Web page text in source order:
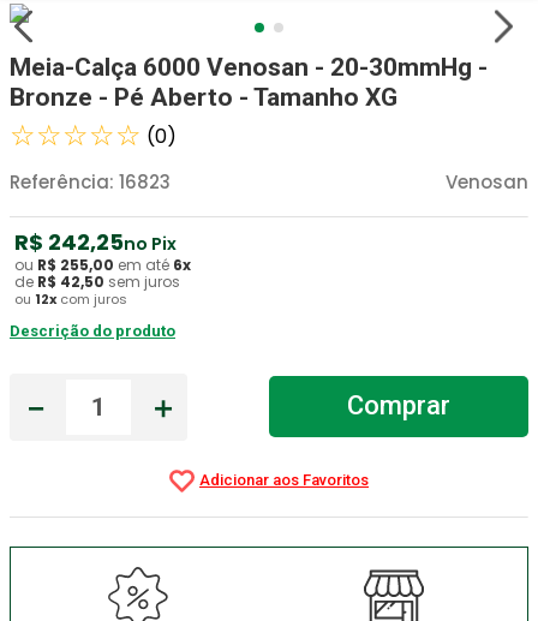
Meia-Calça 6000 Venosan - 20-30mmHg -
Bronze - Pé Aberto - Tamanho XG
☆☆☆☆☆ (0)
Venosan
Referência: 16823
R$ 242,25no Pix
ou R$ 255,00 em até 6x
de R$ 42,50 sem juros
ou 12x com juros
Descrição do produto
＋
－ Comprar
2º Fralda Geriatrica
3º Luva Latex
4 º Estetoscopio Littmann
5º Aparelho Pressão
6º Littmann
7º Absorvente Geriatrico
8º Gaze Esteril